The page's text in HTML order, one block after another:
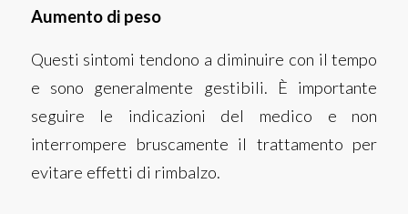
Aumento di peso
Questi sintomi tendono a diminuire con il tempo
e sono generalmente gestibili. È importante
seguire le indicazioni del medico e non
interrompere bruscamente il trattamento per
evitare effetti di rimbalzo.